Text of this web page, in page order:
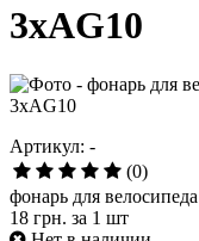
3xAG10
Артикул: -
(0)
фонарь для
18 грн. за 1 шт